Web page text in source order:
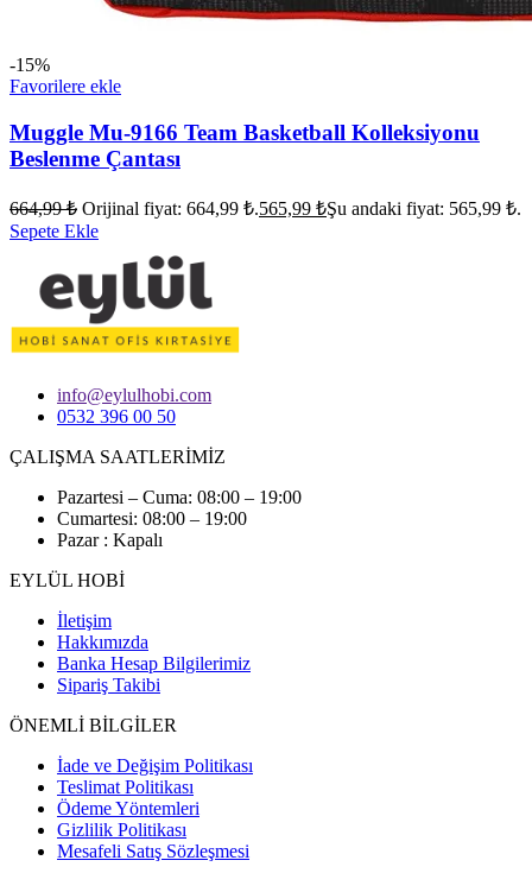
-15%
Favorilere ekle
Muggle Mu-9166 Team Basketball Kolleksiyonu
Beslenme Çantası
664,99₺ Orijinal fiyat: 664,99 ₺.565,99 ₺Şu andaki fiyat: 565,99 ₺.
Sepete Ekle
info@eylulhobi.com
0532 396 00 50
ÇALIŞMA SAATLERİMİZ
Pazartesi – Cuma: 08:00 – 19:00
Cumartesi: 08:00 – 19:00
Pazar : Kapalı
EYLÜL HOBİ
İletişim
Hakkımızda
Banka Hesap Bilgilerimiz
Sipariş Takibi
ÖNEMLİ BİLGİLER
İade ve Değişim Politikası
Teslimat Politikası
Ödeme Yöntemleri
Gizlilik Politikası
Mesafeli Satış Sözleşmesi